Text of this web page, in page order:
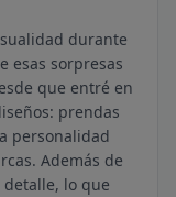
durante
esas sorpresas
que entré en
prendas
personalidad
Además de
lo que